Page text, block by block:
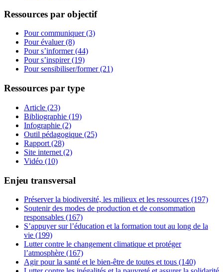
Ressources par objectif
Pour communiquer (3)
Pour évaluer (8)
Pour s’informer (44)
Pour s’inspirer (19)
Pour sensibiliser/former (21)
Ressources par type
Article (23)
Bibliographie (19)
Infographie (2)
Outil pédagogique (25)
Rapport (28)
Site internet (2)
Vidéo (10)
Enjeu transversal
Préserver la biodiversité, les milieux et les ressources (197)
Soutenir des modes de production et de consommation
responsables (167)
S’appuyer sur l’éducation et la formation tout au long de la
vie (199)
Lutter contre le changement climatique et protéger
l’atmosphère (167)
Agir pour la santé et le bien-être de toutes et tous (140)